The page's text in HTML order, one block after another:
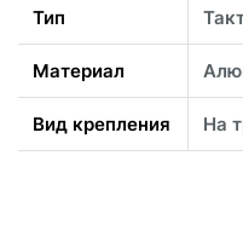
Тип
Материал
Вид крепления На